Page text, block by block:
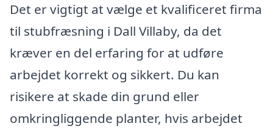
Det er vigtigt at vælge et kvalificeret firma
til stubfræsning i Dall Villaby, da det
kræver en del erfaring for at udføre
arbejdet korrekt og sikkert. Du kan
risikere at skade din grund eller
omkringliggende planter, hvis arbejdet